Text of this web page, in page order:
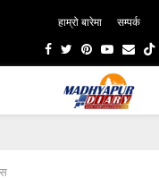
हाम्रो बारेमा सम्पर्क
Facebook
TwitterPinterestYoutube
Email